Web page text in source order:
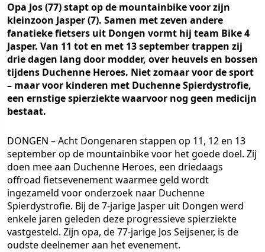
Opa Jos (77) stapt op de mountainbike voor zijn
kleinzoon Jasper (7). Samen met zeven andere
fanatieke fietsers uit Dongen vormt hij team Bike 4
Jasper. Van 11 tot en met 13 september trappen zij
drie dagen lang door modder, over heuvels en bossen
tijdens Duchenne Heroes. Niet zomaar voor de sport
– maar voor kinderen met Duchenne Spierdystrofie,
een ernstige spierziekte waarvoor nog geen medicijn
bestaat.
DONGEN – Acht Dongenaren stappen op 11, 12 en 13
september op de mountainbike voor het goede doel. Zij
doen mee aan Duchenne Heroes, een driedaags
offroad fietsevenement waarmee geld wordt
ingezameld voor onderzoek naar Duchenne
Spierdystrofie. Bij de 7-jarige Jasper uit Dongen werd
enkele jaren geleden deze progressieve spierziekte
vastgesteld. Zijn opa, de 77-jarige Jos Seijsener, is de
oudste deelnemer aan het evenement.